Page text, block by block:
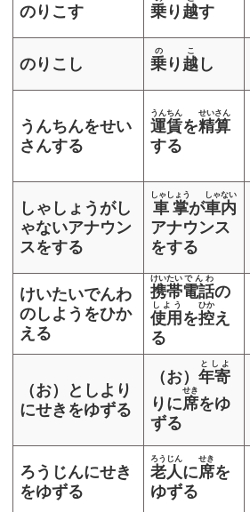
のりこす 乗 り 越す
のりこし 乗
の
り 越
こ
し
うんちんをせい
さんする
運賃
うんちん
を精算
せいさん
する
しゃしょうがし
ゃないアナウン
スをする
車掌
しゃしょう
が車内
しゃない
アナウンス
をする
けいたいでんわ
のしようをひか
える
携帯
けいたい
電話
でんわ
の
使用
しよう
を控
ひか
え
る
（お）としより
にせきをゆずる
（お）年寄
としよ
りに席
せき
をゆ
ずる
ろうじんにせき
をゆずる
老人
ろうじん
に席
せき
を
ゆずる